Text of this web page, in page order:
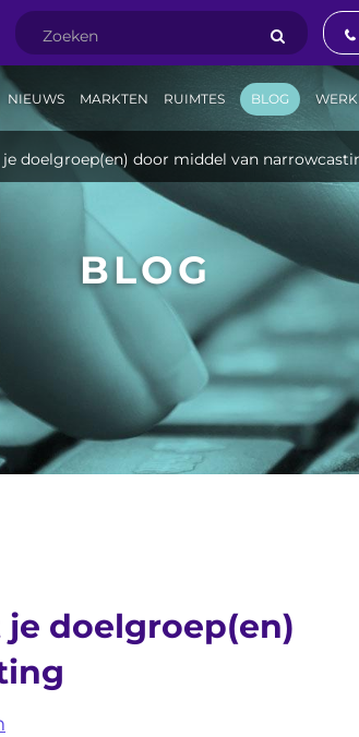
NIEUWS MARKTEN RUIMTES BLOG
doelgroep(en) door middel van
BLOG
doelgroep(en)